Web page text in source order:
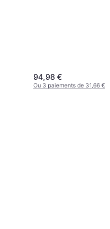
94,98 €
Ou 3 paiements de 31,66 €